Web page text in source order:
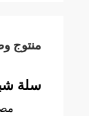
منتوج
سلة